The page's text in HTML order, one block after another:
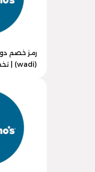
رمز خصم
(wadi) | تخفيض 20% فوري